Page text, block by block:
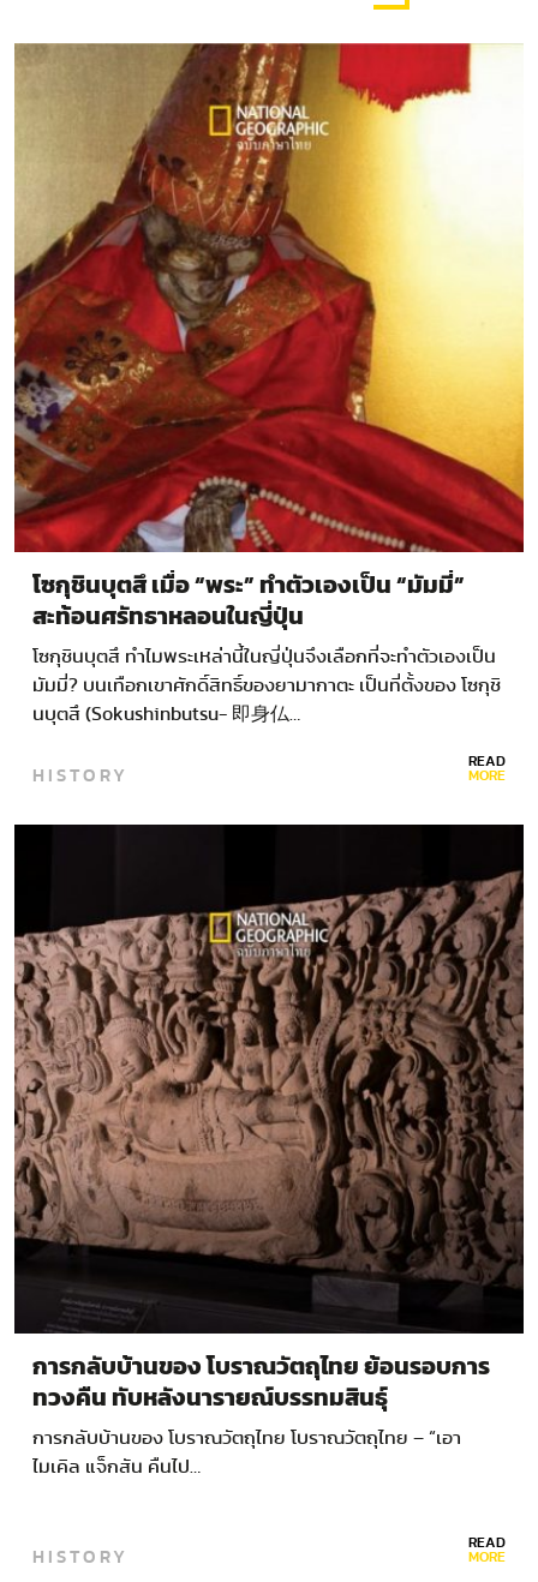
โซกุชินบุตสึ เมื่อ “พระ” ทำตัวเองเป็น “มัมมี่”
สะท้อนศรัทธาหลอนในญี่ปุ่น
โซกุชินบุตสึ ทำไมพระเหล่านี้ในญี่ปุ่นจึงเลือกที่จะทำตัวเองเป็น
มัมมี่? บนเทือกเขาศักดิ์สิทธิ์ของยามากาตะ เป็นที่ตั้งของ โซกุชิ
นบุตสึ (Sokushinbutsu- 即身仏…
HISTORY READ
MORE
การกลับบ้านของ โบราณวัตถุไทย ย้อนรอบการ
ทวงคืน ทับหลังนารายณ์บรรทมสินธุ์
การกลับบ้านของ โบราณวัตถุไทย โบราณวัตถุไทย – “เอา
ไมเคิล แจ็กสัน คืนไป…
HISTORY READ
MORE